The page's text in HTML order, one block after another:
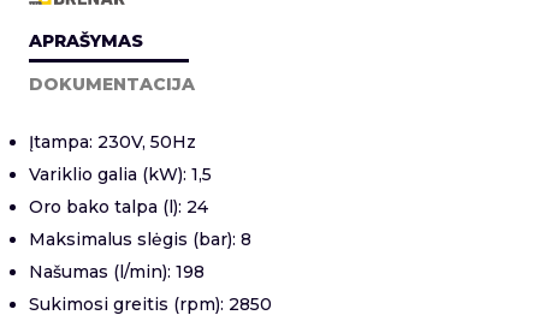
APRAŠYMAS
DOKUMENTACIJA
Įtampa: 230V, 50Hz
Variklio galia (kW): 1,5
Oro bako talpa (l): 24
Maksimalus slėgis (bar): 8
Našumas (l/min): 198
Sukimosi greitis (rpm): 2850